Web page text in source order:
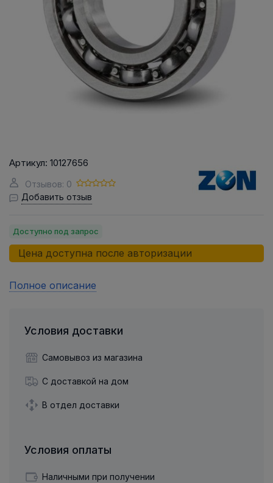
Артикул: 10127656
Отзывов: 0
Добавить отзыв
Доступно под запрос
Цена доступна после авторизации
Полное описание
Условия доставки
Самовывоз из магазина
С доставкой на дом
В отдел доставки
Условия оплаты
Наличными при получении